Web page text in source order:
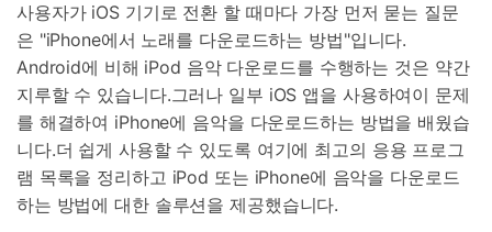
사용자가 iOS 기기로 전환 할 때마다 가장 먼저 묻는 질문
은 "iPhone에서 노래를 다운로드하는 방법"입니다.
Android에 비해 iPod 음악 다운로드를 수행하는 것은 약간
지루할 수 있습니다.그러나 일부 iOS 앱을 사용하여이 문제
를 해결하여 iPhone에 음악을 다운로드하는 방법을 배웠습
니다.더 쉽게 사용할 수 있도록 여기에 최고의 응용 프로그
램 목록을 정리하고 iPod 또는 iPhone에 음악을 다운로드
하는 방법에 대한 솔루션을 제공했습니다.